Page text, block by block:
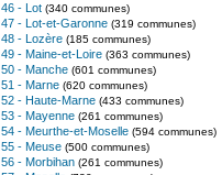
46 - Lot (340 communes)
47 - Lot-et-Garonne (319 communes)
48 - Lozère (185 communes)
49 - Maine-et-Loire (363 communes)
50 - Manche (601 communes)
51 - Marne (620 communes)
52 - Haute-Marne (433 communes)
53 - Mayenne (261 communes)
54 - Meurthe-et-Moselle (594 communes)
55 - Meuse (500 communes)
56 - Morbihan (261 communes)